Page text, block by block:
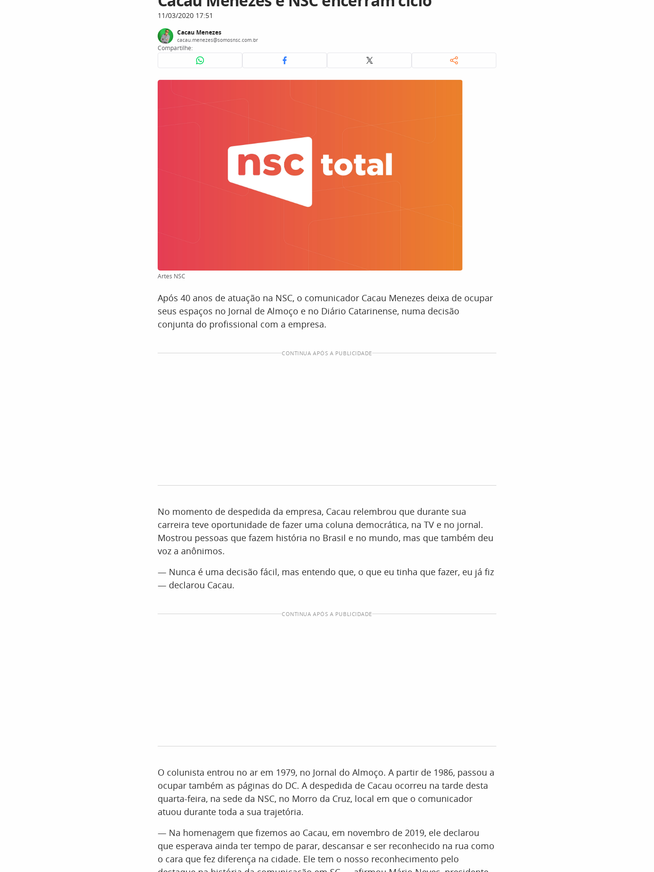
11/03/2020 17:51
Cacau Menezes
cacau.menezes@somosnsc.com.br
Compartilhe:
Artes NSC
Após 40 anos de atuação na NSC, o comunicador Cacau Menezes deixa de ocupar
seus espaços no Jornal de Almoço e no Diário Catarinense, numa decisão
conjunta do profissional com a empresa.
CONTINUA APÓS A PUBLICIDADE
No momento de despedida da empresa, Cacau relembrou que durante sua
carreira teve oportunidade de fazer uma coluna democrática, na TV e no jornal.
Mostrou pessoas que fazem história no Brasil e no mundo, mas que também deu
voz a anônimos.
— Nunca é uma decisão fácil, mas entendo que, o que eu tinha que fazer, eu já fiz
— declarou Cacau.
CONTINUA APÓS A PUBLICIDADE
O colunista entrou no ar em 1979, no Jornal do Almoço. A partir de 1986, passou a
ocupar também as páginas do DC. A despedida de Cacau ocorreu na tarde desta
quarta-feira, na sede da NSC, no Morro da Cruz, local em que o comunicador
atuou durante toda a sua trajetória.
— Na homenagem que fizemos ao Cacau, em novembro de 2019, ele declarou
que esperava ainda ter tempo de parar, descansar e ser reconhecido na rua como
o cara que fez diferença na cidade. Ele tem o nosso reconhecimento pelo